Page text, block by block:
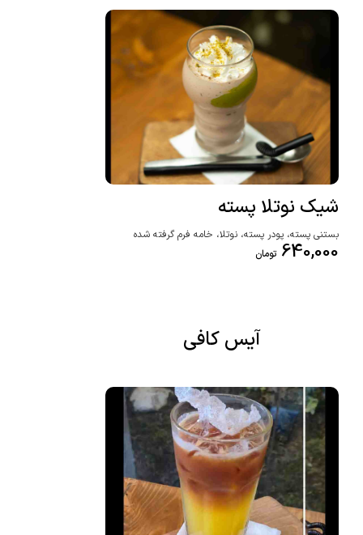
شیک نوتلا پسته
بستنی پسته، پودر پسته، نوتلا، خامه فرم گرفته شده
640,000 تومان
آیس کافی